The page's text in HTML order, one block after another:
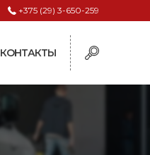
+375 (29) 3-650-259
КОНТАКТЫ